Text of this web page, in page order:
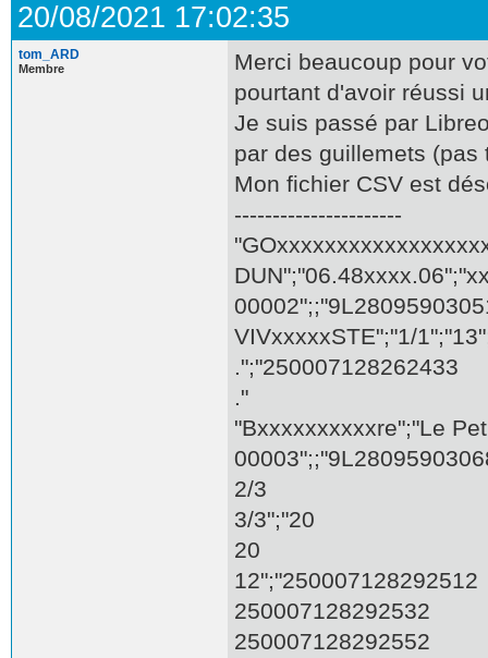
20/08/2021 17:02:35
tom_ARD
Membre
Merci beaucoup pour
pourtant d'avoir réussi
Je suis passé par
par des guillemets (pas
Mon fichier CSV est
----------------------
VIVxxxxxSTE";"1/
.";"250007128262433
."
"Bxxxxxxxxxxre";"Le
2/3
3/3";"20
20
12";"250007128292512
250007128292532
250007128292552